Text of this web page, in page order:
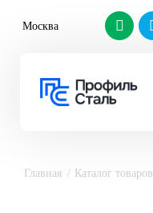
Москва
Главная Каталог товаров